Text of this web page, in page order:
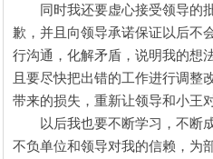
同时我还要虚心接受领导的
歉，并且向领导承诺保证以后不
行沟通，化解矛盾，说明我的想
且要尽快把出错的工作进行调整
带来的损失，重新让领导和小王
以后我也要不断学习，不断成
不负单位和领导对我的信赖，为